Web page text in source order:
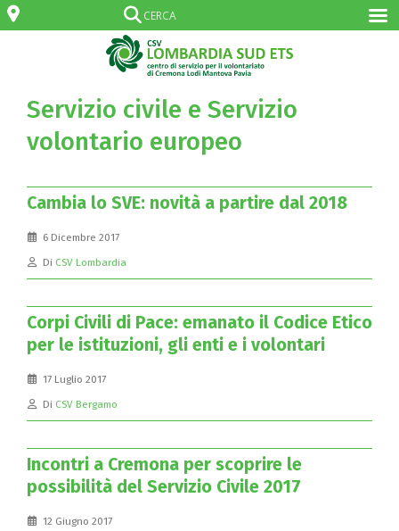
Servizio civile e Servizio
volontario europeo
Cambia lo SVE: novità a partire dal 2018
6 Dicembre 2017
Di CSV Lombardia
Corpi Civili di Pace: emanato il Codice Etico
per le istituzioni, gli enti e i volontari
17 Luglio 2017
Di CSV Bergamo
Incontri a Cremona per scoprire le
possibilità del Servizio Civile 2017
12 Giugno 2017